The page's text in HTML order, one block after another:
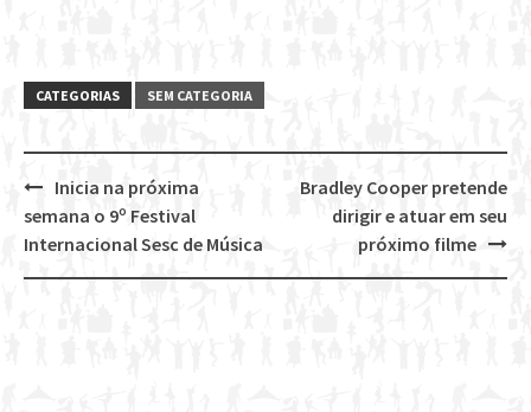
CATEGORIAS SEM CATEGORIA
Post
navigation
Bradley Cooper pretende
dirigir e atuar em seu
próximo filme
Inicia na próxima
semana o 9º Festival
Internacional Sesc de Música